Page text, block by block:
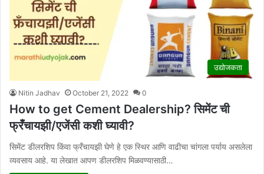
उद्योजकता
Nitin Jadhav October 21, 2022 0
How to get Cement Dealership? सिमेंट ची
फ्रँचायझी/एजेंसी कशी घ्यावी?
सिमेंट डीलरशिप किंवा फ्रँचायझी घेणे हे एक स्थिर आणि वाढीचा चांगला पर्याय असलेला
व्यवसाय आहे. या लेखात आपण डीलरशिप मिळवण्यासाठी…